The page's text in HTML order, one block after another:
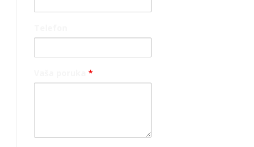
Vaša poruka*